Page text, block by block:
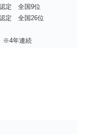
認定 全国9位
定 全国26位
※4年連続